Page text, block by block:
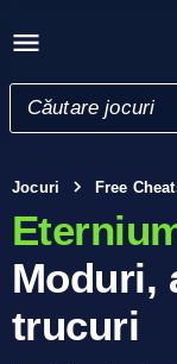
Jocuri Free
Moduri,
trucuri